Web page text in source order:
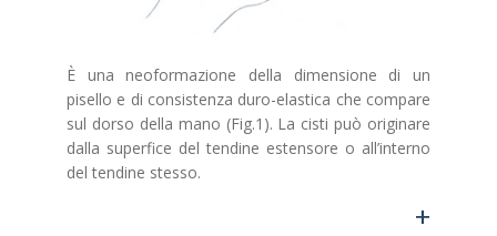
È una neoformazione della dimensione di un
pisello e di consistenza duro-elastica che compare
sul dorso della mano (Fig.1). La cisti può originare
dalla superfice del tendine estensore o all’interno
del tendine stesso.
+